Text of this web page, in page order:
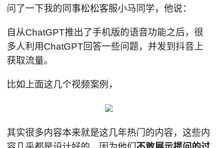
问了一下我的同事松松客服小马同学，他说：
自从ChatGPT推出了手机版的语音功能之后，很
多人利用ChatGPT回答一些问题，并发到抖音上
获取流量。
比如上面这几个视频案例，
其实很多内容本来就是这几年热门的内容，这些内